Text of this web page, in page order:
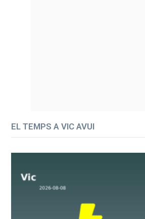
EL TEMPS A VIC AVUI